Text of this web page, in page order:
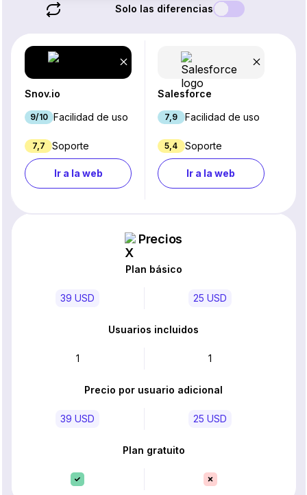
Solo las diferencias
Snov.io
9/10 Facilidad de uso
7,7 Soporte
Ir a la web
Salesforce
7,9 Facilidad de uso
5,4 Soporte
Ir a la web
Precios
Plan básico
39 USD 25 USD
Usuarios incluidos
1 1
Precio por usuario adicional
39 USD 25 USD
Plan gratuito